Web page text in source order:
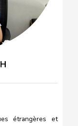
étrangères et